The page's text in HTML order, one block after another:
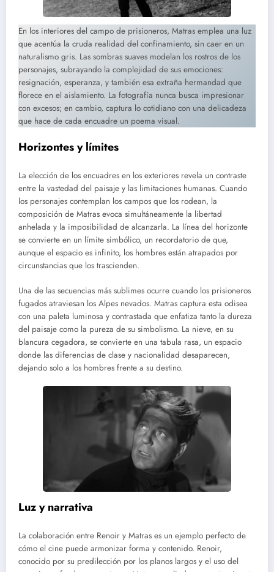
En los interiores del campo de prisioneros, Matras emplea una luz
que acentúa la cruda realidad del confinamiento, sin caer en un
naturalismo gris. Las sombras suaves modelan los rostros de los
personajes, subrayando la complejidad de sus emociones:
resignación, esperanza, y también esa extraña hermandad que
florece en el aislamiento. La fotografía nunca busca impresionar
con excesos; en cambio, captura lo cotidiano con una delicadeza
que hace de cada encuadre un poema visual.
Horizontes y límites
La elección de los encuadres en los exteriores revela un contraste
entre la vastedad del paisaje y las limitaciones humanas. Cuando
los personajes contemplan los campos que los rodean, la
composición de Matras evoca simultáneamente la libertad
anhelada y la imposibilidad de alcanzarla. La línea del horizonte
se convierte en un límite simbólico, un recordatorio de que,
aunque el espacio es infinito, los hombres están atrapados por
circunstancias que los trascienden.
Una de las secuencias más sublimes ocurre cuando los prisioneros
fugados atraviesan los Alpes nevados. Matras captura esta odisea
con una paleta luminosa y contrastada que enfatiza tanto la dureza
del paisaje como la pureza de su simbolismo. La nieve, en su
blancura cegadora, se convierte en una tabula rasa, un espacio
donde las diferencias de clase y nacionalidad desaparecen,
dejando solo a los hombres frente a su destino.
Luz y narrativa
La colaboración entre Renoir y Matras es un ejemplo perfecto de
cómo el cine puede armonizar forma y contenido. Renoir,
conocido por su predilección por los planos largos y el uso del